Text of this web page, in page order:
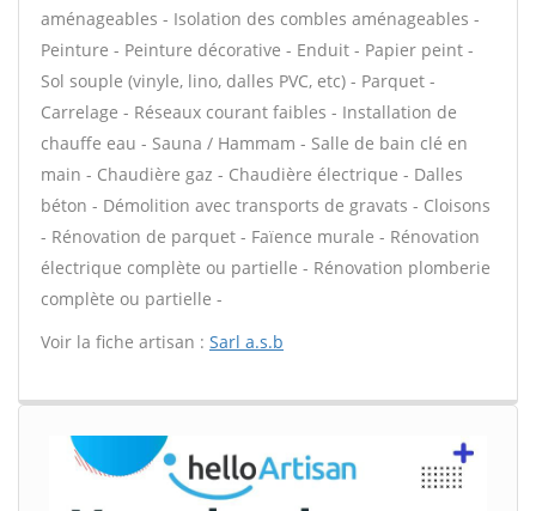
aménageables - Isolation des combles aménageables -
Peinture - Peinture décorative - Enduit - Papier peint -
Sol souple (vinyle, lino, dalles PVC, etc) - Parquet -
Carrelage - Réseaux courant faibles - Installation de
chauffe eau - Sauna / Hammam - Salle de bain clé en
main - Chaudière gaz - Chaudière électrique - Dalles
béton - Démolition avec transports de gravats - Cloisons
- Rénovation de parquet - Faïence murale - Rénovation
électrique complète ou partielle - Rénovation plomberie
complète ou partielle -
Voir la fiche artisan : Sarl a.s.b